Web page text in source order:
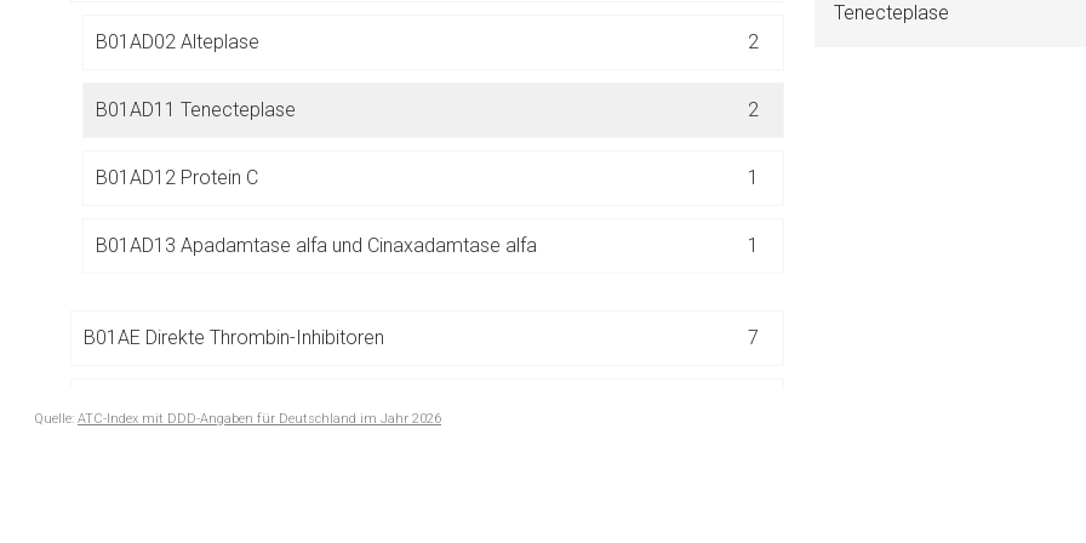
B01AD02 Alteplase 2
B01AD11 Tenecteplase 2
B01AD12 Protein C 1
B01AD13 Apadamtase alfa und Cinaxadamtase alfa 1
B01AE Direkte Thrombin-Inhibitoren 7
Quelle: ATC-Index mit DDD-Angaben für Deutschland im Jahr 2026
Tenecteplase
Betreiber verantwortlich. Ebenso gelten dort ggf. andere Datenschutzbestimmungen.